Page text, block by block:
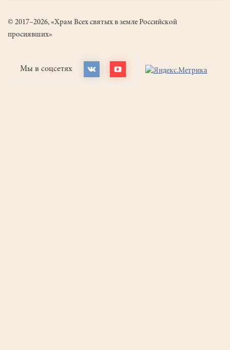
© 2017–2026, «Храм Всех святых в земле Российской
просиявших»
Мы в соцсетях